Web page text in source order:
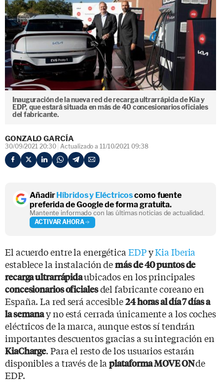
Inauguración de la nueva red de recarga ultrarrápida de Kia y
EDP, que estará situada en más de 40 concesionarios oficiales
del fabricante.
GONZALO GARCÍA
30/09/2021 20:30 Actualizado a 11/10/2021 09:38
AñadirHíbridos y Eléctricoscomo fuente
preferida de Google de forma gratuita.
Mantente informado con las últimas noticias de actualidad.
ACTIVAR AHORA
El acuerdo entre la energética EDPyKia Iberia
establece la instalación demás de 40 puntos de
recarga ultrarrápidaubicados en los principales
concesionarios oficialesdel fabricante coreano en
España. La red será accesible24 horas al día 7 días a
la semanay no está cerrada únicamente a los coches
eléctricos de la marca, aunque estos sí tendrán
importantes descuentos gracias a su integración en
KiaCharge. Para el resto de los usuarios estarán
disponibles a través de laplataforma MOVE ONde
EDP.